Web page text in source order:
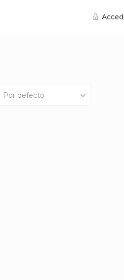
Por defecto